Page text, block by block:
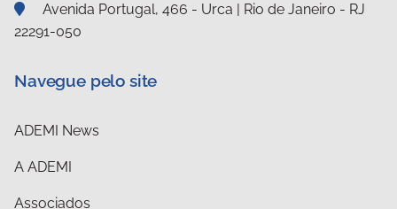
Avenida Portugal, 466 - Urca | Rio de Janeiro - RJ
22291-050
Navegue pelo site
ADEMI News
A ADEMI
Associados